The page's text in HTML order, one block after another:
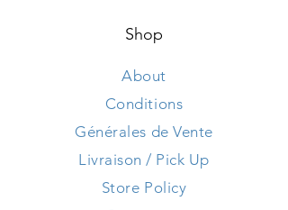
Shop
About
Conditions
Générales de Vente
Livraison / Pick Up
Store Policy